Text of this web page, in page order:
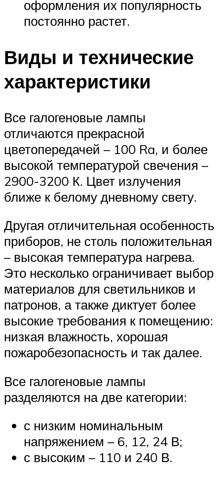
оформления их популярность
постоянно растет.
Виды и технические
характеристики
Все галогеновые лампы
отличаются прекрасной
цветопередачей – 100 Ra, и более
высокой температурой свечения –
2900-3200 К. Цвет излучения
ближе к белому дневному свету.
Другая отличительная особенность
приборов, не столь положительная
– высокая температура нагрева.
Это несколько ограничивает выбор
материалов для светильников и
патронов, а также диктует более
высокие требования к помещению:
низкая влажность, хорошая
пожаробезопасность и так далее.
Все галогеновые лампы
разделяются на две категории:
с низким номинальным
напряжением – 6, 12, 24 В;
с высоким – 110 и 240 В.